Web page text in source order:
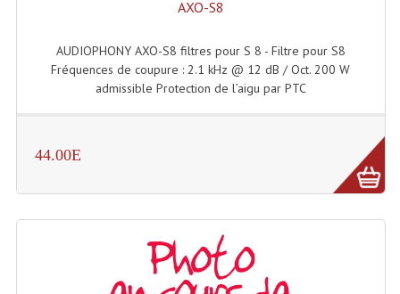
Caisson De Basse Amplifié
Enceintes Hifi
Enceintes Monitoring
AXO-S8
AUDIOPHONY AXO-S8 filtres pour S 8 - Filtre pour S8
Fréquences de coupure : 2.1 kHz @ 12 dB / Oct. 200 W
admissible Protection de l’aigu par PTC
44.00E